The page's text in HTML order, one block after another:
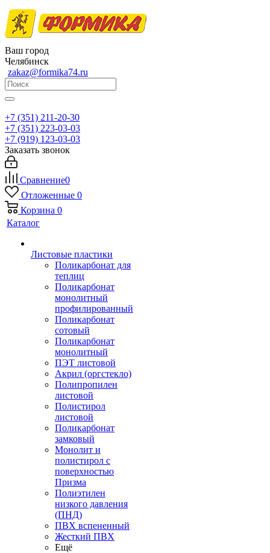
Ваш город
Челябинск
zakaz@formika74.ru
+7 (351) 211-20-30
+7 (351) 223-03-03
+7 (919) 123-03-03
Заказать звонок
Сравнение0
Отложенные 0
Корзина 0
Каталог
Листовые пластики
Поликарбонат для
теплиц
Поликарбонат
монолитный
профилированный
Поликарбонат
сотовый
Поликарбонат
монолитный
ПЭТ листовой
Акрил (оргстекло)
Полипропилен
листовой
Полистирол
листовой
Поликарбонат
замковый
Монолит и
полистирол с
поверхностью
Призма
Полиэтилен
низкого давления
(ПНД)
ПВХ вспененный
Жесткий ПВХ
Ещё